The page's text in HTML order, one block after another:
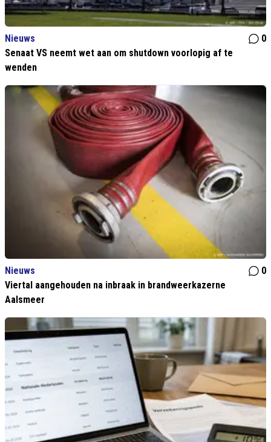
Nieuws
0
Senaat VS neemt wet aan om shutdown voorlopig af te
wenden
Nieuws
0
Viertal aangehouden na inbraak in brandweerkazerne
Aalsmeer